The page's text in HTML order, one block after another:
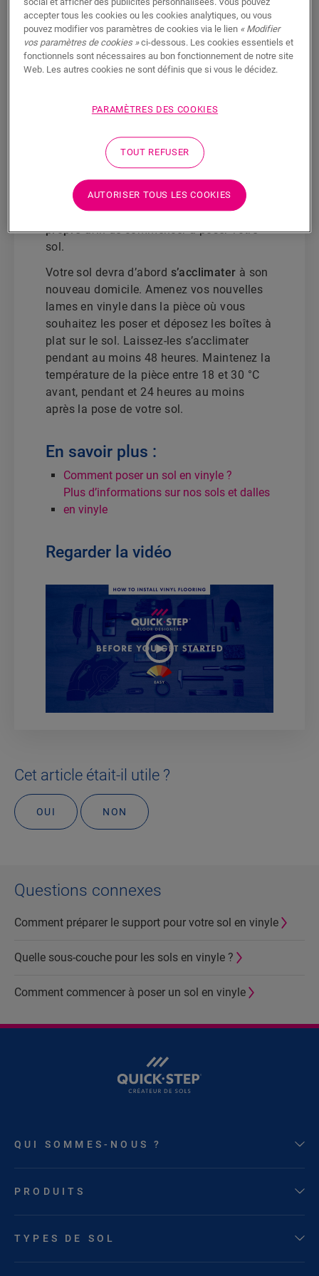
si elle est parfaitement de niveau. Les
irrégularités de votre support peuvent
endommager votre sol ; il est donc
important de les éliminer avant de
Alpha Vinyl: les joints en ciment entre
2 mm de profondeur et 5 mm de largeur
doivent être nivelés.
Étape suivante: l’aspirateur ! Assurez-vous
votre support est complètement
propreafin de commencer à poser votre
sol.
Votre sol devra d’abord s’acclimater à son
nouveau domicile. Amenez vos nouvelles
lames en vinyle dans la pièce où vous
souhaitez les poser et déposez les boîtes à
plat sur le sol. Laissez-les s’acclimater
pendant au moins 48 heures. Maintenez la
température de la pièce entre 18 et 30 °C
avant, pendant et 24 heures au moins
après la pose de votre sol.
En savoir plus :
Comment poser un sol en vinyle ?
Plus d’informations sur nos sols et dalles
en vinyle
Regarder la vidéo
Cet article était-il utile ?
OUI NON
Questions connexes
Comment préparer le support pour votre sol en vinyle
Quelle sous-couche pour les sols en vinyle ?
Comment commencer à poser un sol en vinyle
QUI SOMMES-NOUS ?
PRODUITS
TYPES DE SOL
social et afficher des publicités personnalisées. Vous pouvez
accepter tous les cookies ou les cookies analytiques, ou vous
pouvez modifier vos paramètres de cookies via le lien « Modifier
vos paramètres de cookies »ci-dessous. Les cookies essentiels et
fonctionnels sont nécessaires au bon fonctionnement de notre site
Web. Les autres cookies ne sont définis que si vous le décidez.
PARAMÈTRES DES COOKIES
TOUT REFUSER
AUTORISER TOUS LES COOKIES